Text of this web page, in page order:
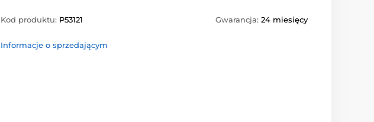
Kod produktu: P53121 Gwarancja: 24 miesięcy
Informacje o sprzedającym